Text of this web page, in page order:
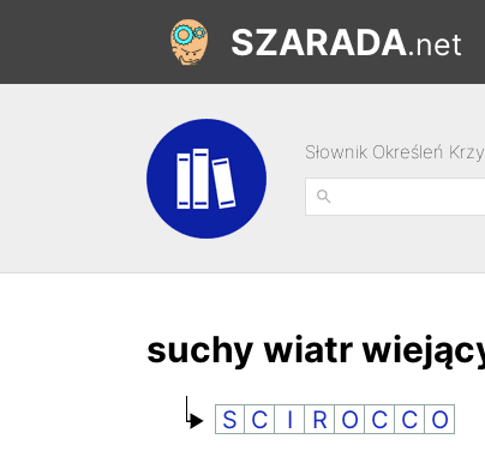
SZARADA.net
Słownik Określeń
suchy wiatr
S C I R O C C O